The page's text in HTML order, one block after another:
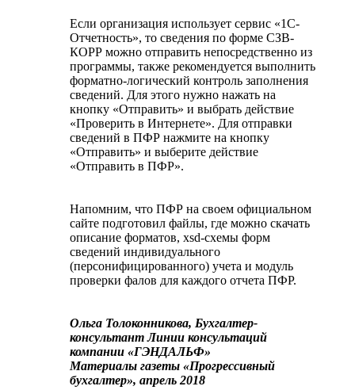
Если организация использует сервис «1С-
Отчетность», то сведения по форме СЗВ-
КОРР можно отправить непосредственно из
программы, также рекомендуется выполнить
форматно-логический контроль заполнения
сведений. Для этого нужно нажать на
кнопку «Отправить» и выбрать действие
«Проверить в Интернете». Для отправки
сведений в ПФР нажмите на кнопку
«Отправить» и выберите действие
«Отправить в ПФР».
Напомним, что ПФР на своем официальном
сайте подготовил файлы, где можно скачать
описание форматов, xsd-схемы форм
сведений индивидуального
(персонифицированного) учета и модуль
проверки фалов для каждого отчета ПФР.
Ольга Толоконникова, Бухгалтер-
консультант Линии консультаций
компании «ГЭНДАЛЬФ»
Материалы газеты «Прогрессивный
бухгалтер», апрель 2018